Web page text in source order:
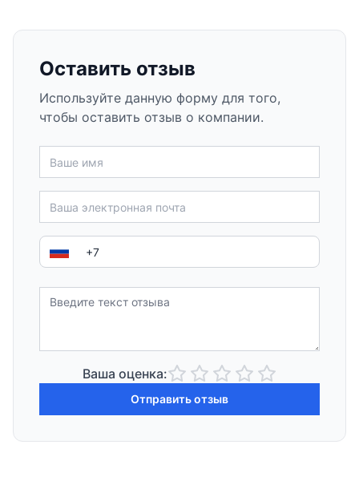
Оставить отзыв
Используйте данную форму для того,
чтобы оставить отзыв о компании.
Ваша оценка:
Отправить отзыв